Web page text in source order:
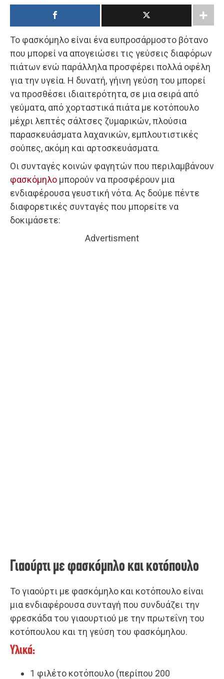
Το φασκόμηλο είναι ένα ευπροσάρμοστο βότανο
που μπορεί να απογειώσει τις γεύσεις διαφόρων
πιάτων ενώ παράλληλα προσφέρει πολλά οφέλη
για την υγεία. Η δυνατή, γήινη γεύση του μπορεί
να προσθέσει ιδιαιτερότητα, σε μια σειρά από
γεύματα, από χορταστικά πιάτα με κοτόπουλο
μέχρι λεπτές σάλτσες ζυμαρικών, πλούσια
παρασκευάσματα λαχανικών, εμπλουτιστικές
σούπες, ακόμη και αρτοσκευάσματα.
Οι συνταγές κοινών φαγητών που περιλαμβάνουν
φασκόμηλο μπορούν να προσφέρουν μια
ενδιαφέρουσα γευστική νότα. Ας δούμε πέντε
διαφορετικές συνταγές που μπορείτε να
δοκιμάσετε:
Advertisment
Γιαούρτι με φασκόμηλο και κοτόπουλο
Το γιαούρτι με φασκόμηλο και κοτόπουλο είναι
μια ενδιαφέρουσα συνταγή που συνδυάζει την
φρεσκάδα του γιαουρτιού με την πρωτεΐνη του
κοτόπουλου και τη γεύση του φασκόμηλου.
Υλικά:
1 φιλέτο κοτόπουλο (περίπου 200